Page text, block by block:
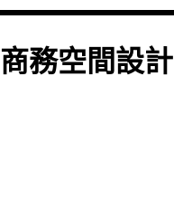
商務空間設計